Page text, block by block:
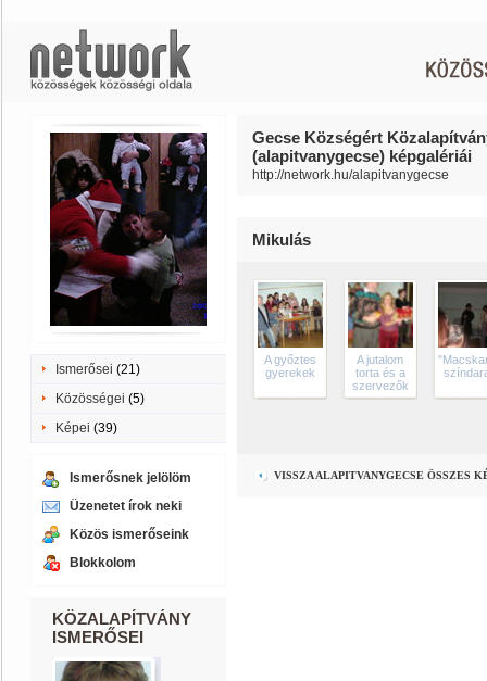
Ismerősei (21)
Közösségei (5)
Képei (39)
Ismerősnek jelölöm
Üzenetet írok neki
Közös ismerőseink
Blokkolom
KÖZALAPÍTVÁNY
ISMERŐSEI
Gecse Községért
(alapitvanygecse) képgalériái
http://network.hu/alapitvanygecse
Mikulás
A győztes
gyerekek
A jutalom
torta és a
szervezők
VISSZA ALAPITVANYGECSE ÖSSZES